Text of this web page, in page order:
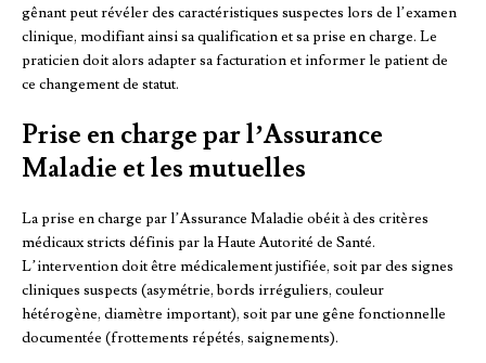
gênant peut révéler des caractéristiques suspectes lors de l’examen
clinique, modifiant ainsi sa qualification et sa prise en charge. Le
praticien doit alors adapter sa facturation et informer le patient de
ce changement de statut.
Prise en charge par l’Assurance
Maladie et les mutuelles
La prise en charge par l’Assurance Maladie obéit à des critères
médicaux stricts définis par la Haute Autorité de Santé.
L’intervention doit être médicalement justifiée, soit par des signes
cliniques suspects (asymétrie, bords irréguliers, couleur
hétérogène, diamètre important), soit par une gêne fonctionnelle
documentée (frottements répétés, saignements).